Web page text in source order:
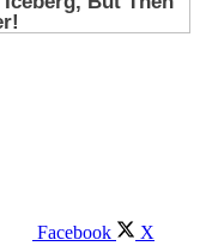
Facebook X